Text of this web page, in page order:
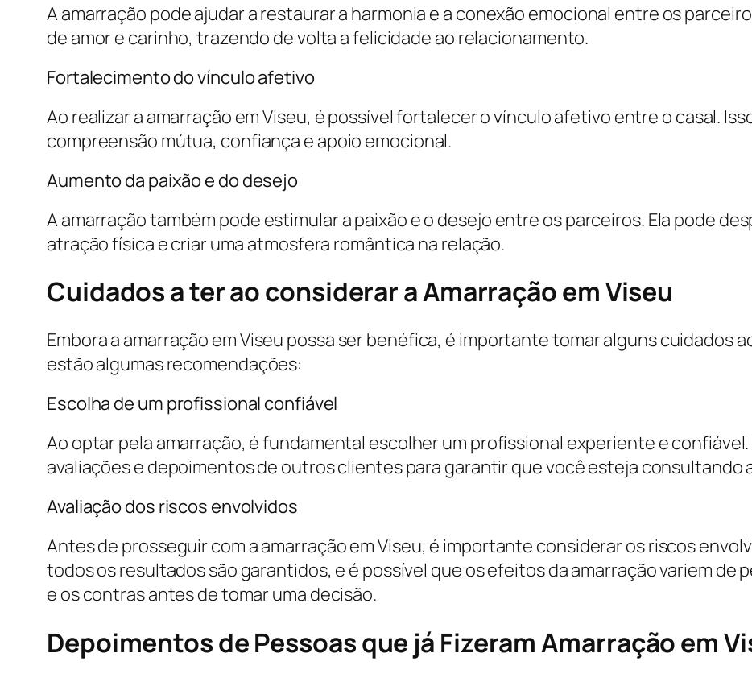
A amarração pode ajudar a restaurar a harmonia e a conexão emocional entre os
de amor e carinho, trazendo de volta a felicidade ao relacionamento.
Fortalecimento do vínculo afetivo
Ao realizar a amarração em Viseu, é possível fortalecer o vínculo afetivo entre o casal.
compreensão mútua, confiança e apoio emocional.
Aumento da paixão e do desejo
A amarração também pode estimular a paixão e o desejo entre os parceiros. Ela pode
atração física e criar uma atmosfera romântica na relação.
Cuidados a ter ao considerar a Amarração em Viseu
Embora a amarração em Viseu possa ser benéfica, é importante tomar alguns cuidados
estão algumas recomendações:
Escolha de um profissional confiável
Ao optar pela amarração, é fundamental escolher um profissional experiente e
avaliações e depoimentos de outros clientes para garantir que você esteja
Avaliação dos riscos envolvidos
Antes de prosseguir com a amarração em Viseu, é importante considerar os riscos
todos os resultados são garantidos, e é possível que os efeitos da amarração variem de
e os contras antes de tomar uma decisão.
Depoimentos de Pessoas que já Fizeram Amarração em